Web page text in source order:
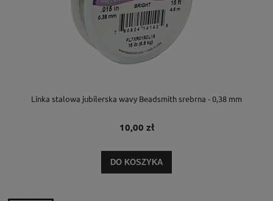
Linka stalowa jubilerska wavy Beadsmith srebrna - 0,38 mm
10,00 zł
DO KOSZYKA